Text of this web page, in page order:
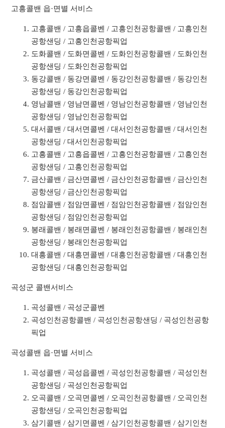
고흥콜밴 읍·면별 서비스
고흥콜밴 / 고흥읍콜벤 / 고흥인천공항콜밴 / 고흥인천
공항샌딩 / 고흥인천공항픽업
도화콜밴 / 도화면콜벤 / 도화인천공항콜밴 / 도화인천
공항샌딩 / 도화인천공항픽업
동강콜밴 / 동강면콜벤 / 동강인천공항콜밴 / 동강인천
공항샌딩 / 동강인천공항픽업
영남콜밴 / 영남면콜벤 / 영남인천공항콜밴 / 영남인천
공항샌딩 / 영남인천공항픽업
대서콜밴 / 대서면콜벤 / 대서인천공항콜밴 / 대서인천
공항샌딩 / 대서인천공항픽업
고흥콜밴 / 고흥읍콜벤 / 고흥인천공항콜밴 / 고흥인천
공항샌딩 / 고흥인천공항픽업
금산콜밴 / 금산면콜벤 / 금산인천공항콜밴 / 금산인천
공항샌딩 / 금산인천공항픽업
점암콜밴 / 점암면콜벤 / 점암인천공항콜밴 / 점암인천
공항샌딩 / 점암인천공항픽업
봉래콜밴 / 봉래면콜벤 / 봉래인천공항콜밴 / 봉래인천
공항샌딩 / 봉래인천공항픽업
대흥콜밴 / 대흥면콜벤 / 대흥인천공항콜밴 / 대흥인천
공항샌딩 / 대흥인천공항픽업
곡성군 콜밴서비스
곡성콜밴 / 곡성군콜벤
곡성인천공항콜밴 / 곡성인천공항샌딩 / 곡성인천공항
픽업
곡성콜밴 읍·면별 서비스
곡성콜밴 / 곡성읍콜벤 / 곡성인천공항콜밴 / 곡성인천
공항샌딩 / 곡성인천공항픽업
오곡콜밴 / 오곡면콜벤 / 오곡인천공항콜밴 / 오곡인천
공항샌딩 / 오곡인천공항픽업
삼기콜밴 / 삼기면콜벤 / 삼기인천공항콜밴 / 삼기인천